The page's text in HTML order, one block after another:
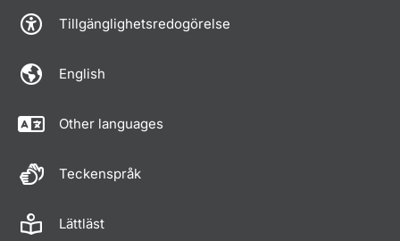
Tillgänglighetsredogörelse
English
Other languages
Teckenspråk
Lättläst